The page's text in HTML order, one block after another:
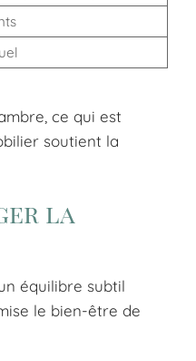
ce qui est
soutient la
la
équilibre subtil
le bien-être de